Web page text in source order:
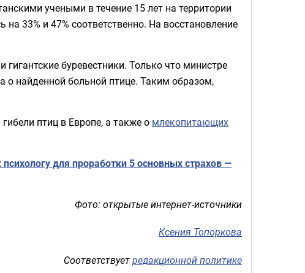
учеными в течение 15 лет на территории
33% и 47% соответственно. На восстановление
буревестники. Только что министре
о найденной больной птице. Таким образом,
птиц в Европе, а также о млекопитающих
для проработки 5 основных страхов —
Фото: открытые интернет-источники
Ксения Топоркова
Соответствуетредакционной политике